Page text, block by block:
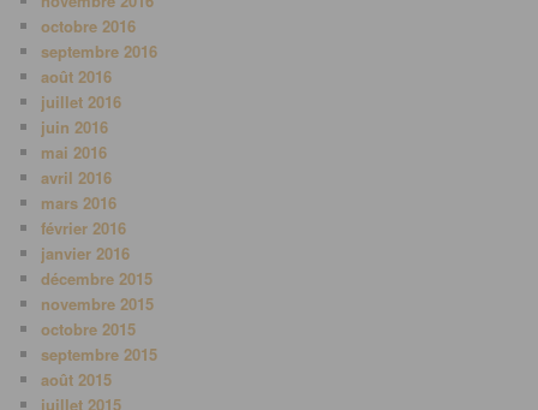
octobre 2016
septembre 2016
août 2016
juillet 2016
juin 2016
mai 2016
avril 2016
mars 2016
février 2016
janvier 2016
décembre 2015
novembre 2015
octobre 2015
septembre 2015
août 2015
juillet 2015